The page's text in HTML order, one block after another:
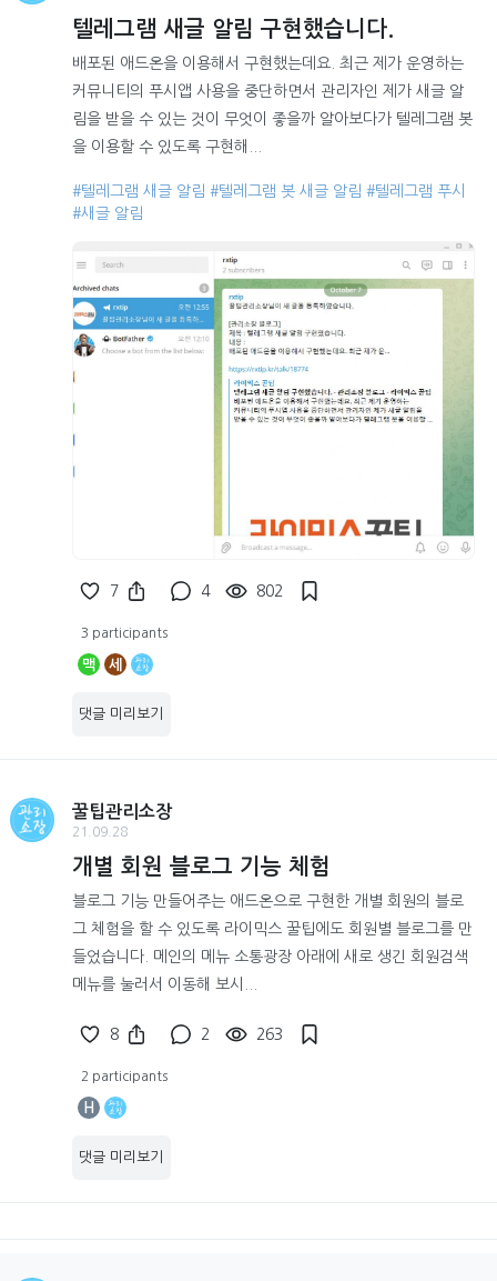
텔레그램 새글 알림 구현했습니다.
배포된 애드온을 이용해서 구현했는데요. 최근 제가 운영하는
커뮤니티의 푸시앱 사용을 중단하면서 관리자인 제가 새글 알
림을 받을 수 있는 것이 무엇이 좋을까 알아보다가 텔레그램 봇
을 이용할 수 있도록 구현해...
#텔레그램 새글 알림 #텔레그램 봇 새글 알림 #텔레그램 푸시
#새글 알림
7 4 802
3 participants
맥 세
댓글 미리보기
꿀팁관리소장
21.09.28
개별 회원 블로그 기능 체험
블로그 기능 만들어주는 애드온으로 구현한 개별 회원의 블로
그 체험을 할 수 있도록 라이믹스 꿀팁에도 회원별 블로그를 만
들었습니다. 메인의 메뉴 소통광장 아래에 새로 생긴 회원검색
메뉴를 눌러서 이동해 보시...
8 2 263
2 participants
H
댓글 미리보기